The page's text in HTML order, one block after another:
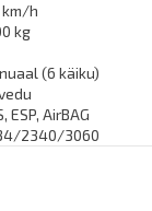
km/h
kg
(6 käiku)
ESP, AirBAG
2340/3060